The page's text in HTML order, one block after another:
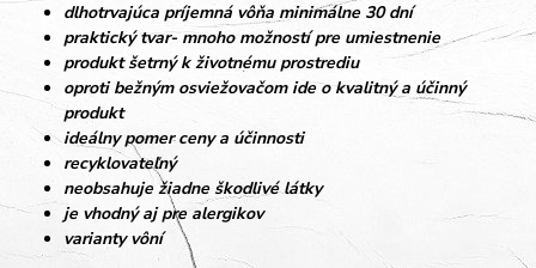
dlhotrvajúca príjemná vôňa minimálne 30 dní
praktický tvar- mnoho možností pre umiestnenie
produkt šetrný k životnému prostrediu
oproti bežným osviežovačom ide o kvalitný a účinný
produkt
ideálny pomer ceny a účinnosti
recyklovateľný
neobsahuje žiadne škodlivé látky
je vhodný aj pre alergikov
varianty vôní